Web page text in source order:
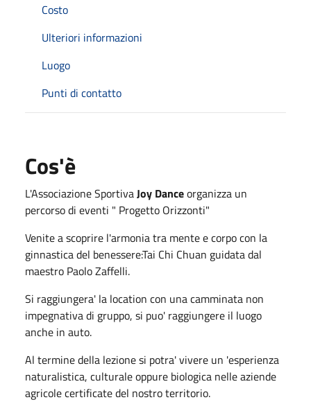
Costo
Ulteriori informazioni
Luogo
Punti di contatto
Cos'è
L'Associazione SportivaJoy Danceorganizza un
percorso di eventi " Progetto Orizzonti"
Venite a scoprire l'armonia tra mente e corpo con la
ginnastica del benessere:Tai Chi Chuan guidata dal
maestro Paolo Zaffelli.
Si raggiungera' la location con una camminata non
impegnativa di gruppo, si puo' raggiungere il luogo
anche in auto.
Al termine della lezione si potra' vivere un 'esperienza
naturalistica, culturale oppure biologica nelle aziende
agricole certificate del nostro territorio.